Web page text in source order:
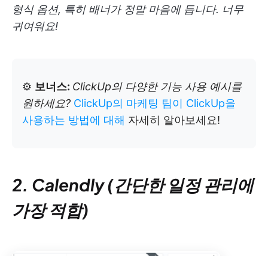
형식 옵션, 특히 배너가 정말 마음에 듭니다. 너무
귀여워요!
⚙️ 보너스: ClickUp의 다양한 기능 사용 예시를
원하세요? ClickUp의 마케팅 팀이 ClickUp을
사용하는 방법에 대해 자세히 알아보세요!
2. Calendly (간단한 일정 관리에
가장 적합)